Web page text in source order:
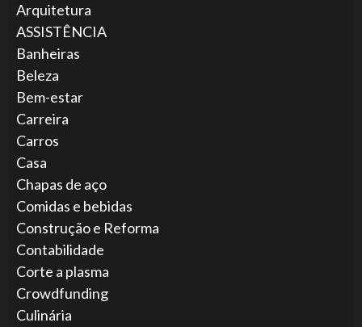
Arquitetura
ASSISTÊNCIA
Banheiras
Beleza
Bem-estar
Carreira
Carros
Casa
Chapas de aço
Comidas e bebidas
Construção e Reforma
Contabilidade
Corte a plasma
Crowdfunding
Culinária